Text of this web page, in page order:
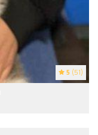
5 (51)